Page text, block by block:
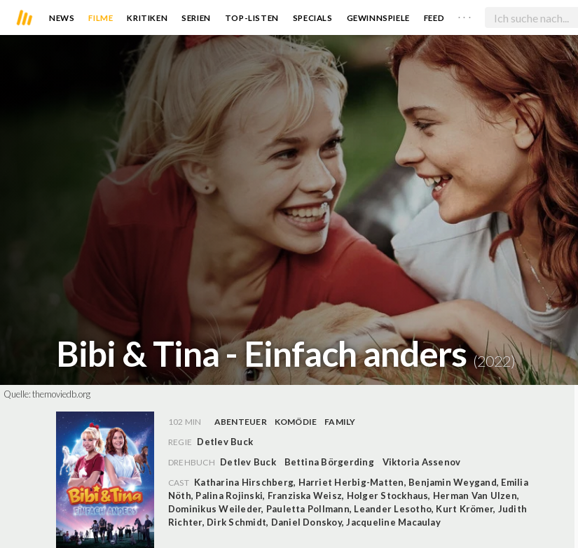
NEWS FILME KRITIKEN SERIEN TOP-LISTEN SPECIALS GEWINNSPIELE FEED . . .
Bibi & Tina - Einfach anders(2022)
Quelle:themoviedb.org
102 MIN ABENTEUER KOMÖDIE
FAMILY
REGIE Detlev Buck
DREHBUCH Detlev Buck Bettina Börgerding Viktoria Assenov
CAST Katharina Hirschberg, Harriet Herbig-Matten, Benjamin Weygand, Emilia
Nöth, Palina Rojinski, Franziska Weisz, Holger Stockhaus, Herman Van Ulzen,
Dominikus Weileder, Pauletta Pollmann, Leander Lesotho, Kurt Krömer, Judith
Richter, Dirk Schmidt, Daniel Donskoy,Jacqueline Macaulay